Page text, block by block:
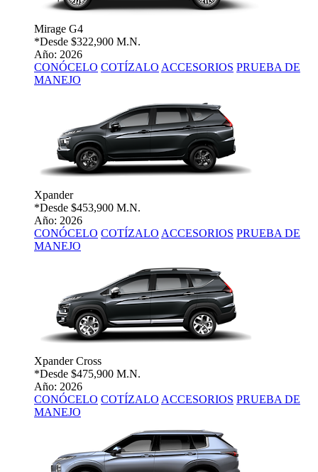
Mirage G4
*Desde $322,900 M.N.
Año: 2026
CONÓCELO COTÍZALO ACCESORIOS PRUEBA DE
MANEJO
Xpander
*Desde $453,900 M.N.
Año: 2026
CONÓCELO COTÍZALO ACCESORIOS PRUEBA DE
MANEJO
Xpander Cross
*Desde $475,900 M.N.
Año: 2026
CONÓCELO COTÍZALO ACCESORIOS PRUEBA DE
MANEJO